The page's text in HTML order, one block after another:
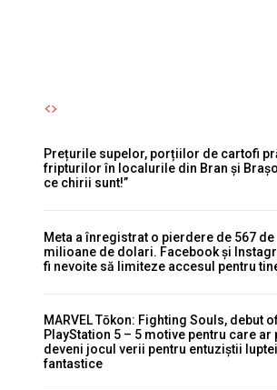
Prețurile supelor, porțiilor de cartofi
fripturilor în localurile din Bran și
ce chirii sunt!”
Meta a înregistrat o pierdere de 567 de
milioane de dolari. Facebook și
fi nevoite să limiteze accesul pentru
MARVEL Tōkon: Fighting Souls, debut
PlayStation 5 – 5 motive pentru care ar
deveni jocul verii pentru entuziștii luptei
fantastice